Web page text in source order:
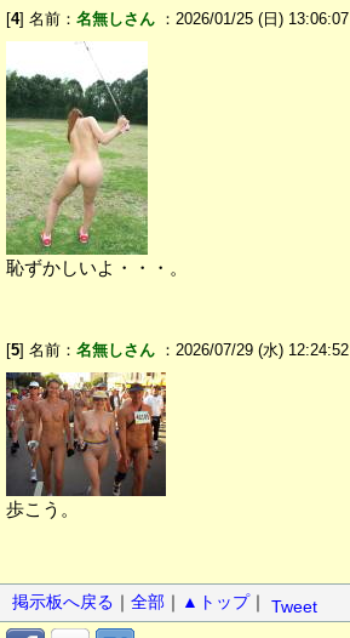
[4] 名前： 名無しさん ：2026/01/25 (日) 13:06:07
恥ずかしいよ・・・。
[5] 名前： 名無しさん ：2026/07/29 (水) 12:24:52
歩こう。
掲示板へ戻る 全部 ▲トップ｜ Tweet